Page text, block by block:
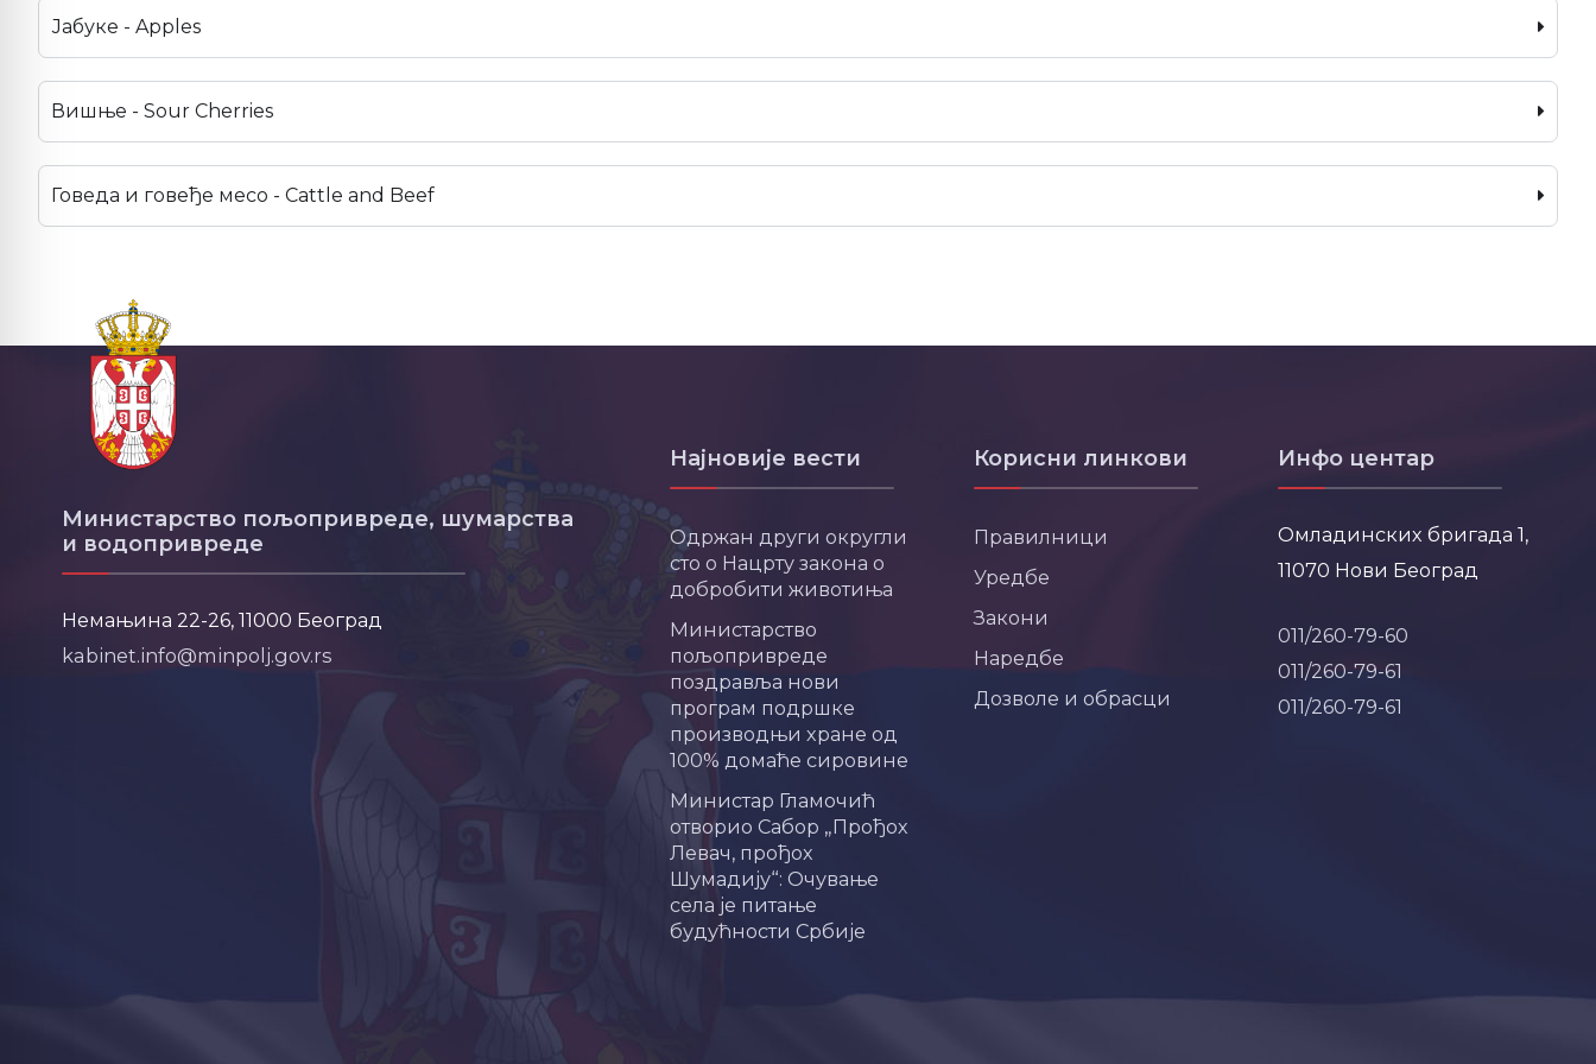
Јабуке - Apples
Вишње - Sour Cherries
Говеда и говеђе месо - Cattle and Beef
Министарство пољопривреде, шумарства
и водопривреде
Немањина 22-26, 11000 Београд
kabinet.info@minpolj.gov.rs
Најновије вести
Одржан други округли
сто о Нацрту закона о
добробити животиња
Министарство
пољопривреде
поздравља нови
програм подршке
производњи хране од
100% домаће сировине
Министар Гламочић
отворио Сабор „Прођох
Левач, прођох
Шумадију“: Очување
села је питање
будућности Србије
Корисни линкови
Правилници
Уредбе
Закони
Наредбе
Дозволе и обрасци
Инфо центар
Омладинских бригада 1,
11070 Нови Београд
011/260-79-60
011/260-79-61
011/260-79-61